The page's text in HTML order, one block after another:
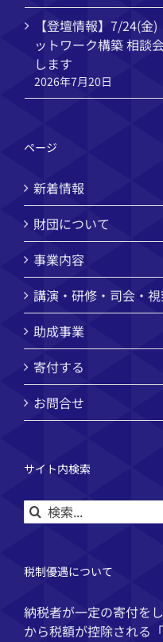
【登壇情報】7/24(金
ットワーク構築 相談
します
2026年7月20日
ページ
新着情報
財団について
事業内容
講演・研修・司会・
助成事業
寄付する
お問合せ
サイト内検索
検
索
税制優遇について
納税者が一定の寄付を
から税額が控除される